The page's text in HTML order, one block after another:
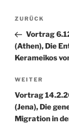
Vorheriger
Beitrag
ZURÜCK
Vortrag
(Athen), Die
Kerameikos
Nächster
Beitrag
WEITER
Vortrag
(Jena), Die
Migration in